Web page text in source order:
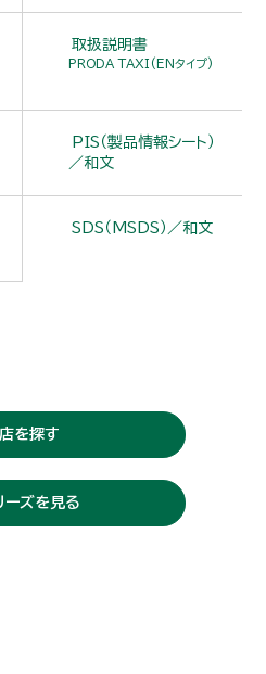
取扱説明書
PRODA TAXI(ENタイプ)
PIS（製品情報シート）
／和文
SDS（MSDS）／和文
を探す
ーズを見る